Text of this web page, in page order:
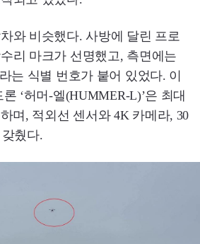
와 비슷했다. 사방에 달린 프로
리 마크가 선명했고, 측면에는
는 식별 번호가 붙어 있었다. 이
‘허머-엘(HUMMER-L)’은 최대
며, 적외선 센서와 4K 카메라, 30
췄다.